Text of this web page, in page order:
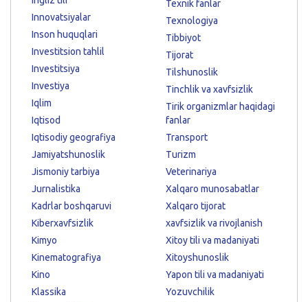
Innovatsiyalar
Inson huquqlari
Investitsion tahlil
Investitsiya
Investiya
Iqlim
Iqtisod
Iqtisodiy geografiya
Jamiyatshunoslik
Jismoniy tarbiya
Jurnalistika
Kadrlar boshqaruvi
Kiberxavfsizlik
Kimyo
Kinematografiya
Kino
Klassika
Texnik fanlar
Texnologiya
Tibbiyot
Tijorat
Tilshunoslik
Tinchlik va xavfsizlik
Tirik organizmlar haqidagi
fanlar
Transport
Turizm
Veterinariya
Xalqaro munosabatlar
Xalqaro tijorat
xavfsizlik va rivojlanish
Xitoy tili va madaniyati
Xitoyshunoslik
Yapon tili va madaniyati
Yozuvchilik